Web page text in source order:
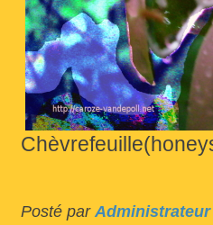
Posté par Administrateur